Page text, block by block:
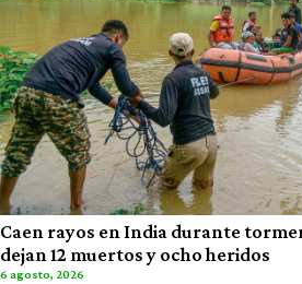
Caen rayos en India durante
dejan 12 muertos y ocho heridos
6 agosto, 2026